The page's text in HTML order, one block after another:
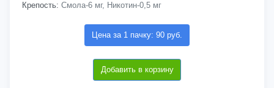
Крепость: Смола-6 мг, Никотин-0,5 мг
Цена за 1 пачку: 90 руб.
Добавить в корзину